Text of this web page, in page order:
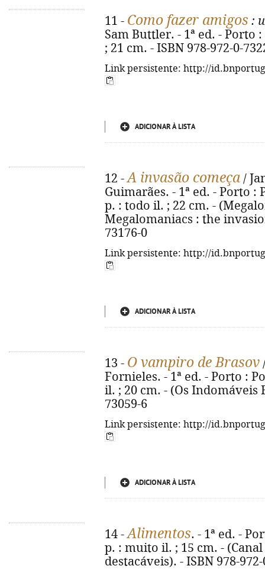
11 - Como fazer amigos :
Sam Buttler. - 1ª ed. - Porto
; 21 cm. - ISBN 978-972-0-
Link persistente: http://
ADICIONAR À LISTA
12 -A invasão começa /
Guimarães. - 1ª ed. - Porto :
p. : todo il. ; 22 cm. -
Megalomaniacs : the
73176-0
Link persistente: http://
ADICIONAR À LISTA
13 - O vampiro de Brasov
Fornieles. - 1ª ed. - Porto :
il. ; 20 cm. - (Os Indomáveis
73059-6
Link persistente: http://
ADICIONAR À LISTA
14 -Alimentos. - 1ª ed. -
p. : muito il. ; 15 cm. -
destacáveis). - ISBN 978-